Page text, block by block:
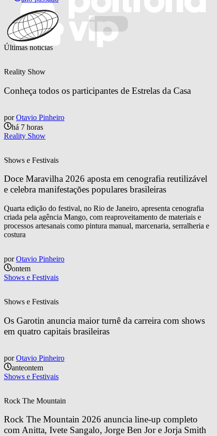
Últimas notícias
Reality Show
Conheça todos os participantes de Estrelas da Casa
por Otavio Pinheiro
há 7 horas
Reality Show
Shows e Festivais
Doce Maravilha 2026 aposta em cenografia reutilizável
e celebra manifestações populares brasileiras
Quarta edição do festival, no Rio de Janeiro, apresenta cenografia
criada pela agência Mango, com reaproveitamento de materiais e
processos artesanais como pintura manual, marcenaria, serralheria e
costura
por Otavio Pinheiro
ontem
Shows e Festivais
Shows e Festivais
Os Garotin anuncia maior turnê da carreira com shows
em quatro capitais brasileiras
por Otavio Pinheiro
anteontem
Shows e Festivais
Rock The Mountain
Rock The Mountain 2026 anuncia line-up completo
com Anitta, Ivete Sangalo, Jorge Ben Jor e Jorja Smith